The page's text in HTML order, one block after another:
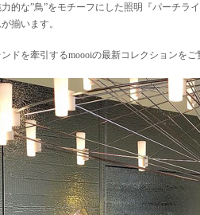
的な”鳥”をモチーフにした照明『パーチラ
揃います。
ドを牽引するmoooiの最新コレクションをご